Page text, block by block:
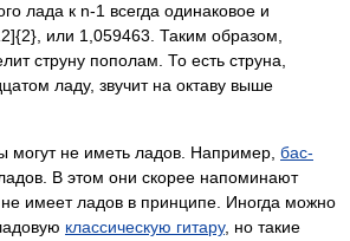
лада к n-1 всегда одинаковое и
, или 1,059463. Таким образом,
струну пополам. То есть струна,
ладу, звучит на октаву выше
могут не иметь ладов. Например, бас-
В этом они скорее напоминают
имеет ладов в принципе. Иногда можно
классическую гитару, но такие